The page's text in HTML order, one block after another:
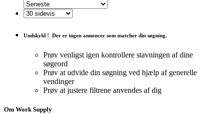
Undskyld ! Der er ingen annoncer som matcher din søgning.
Prøv venligst igen kontrollere stavningen af ​​dine
søgeord
Prøv at udvide din søgning ved hjælp af generelle
vendinger
Prøv at justere filtrene anvendes af dig
Om Work Supply